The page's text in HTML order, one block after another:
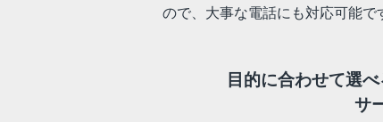
ので、大事な電話にも対応可能で
目的に合わせて選
サ